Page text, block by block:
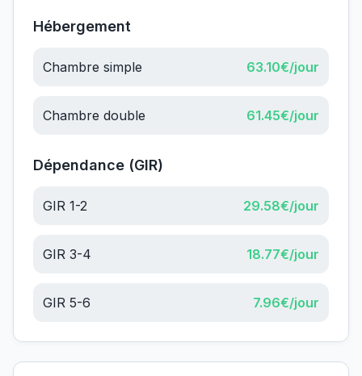
Hébergement
Chambre simple 63.10€/jour
Chambre double 61.45€/jour
Dépendance (GIR)
GIR 1-2 29.58€/jour
GIR 3-4 18.77€/jour
GIR 5-6 7.96€/jour